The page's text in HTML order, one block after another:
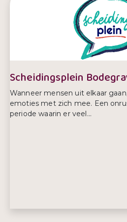
cedi@praktijk-homeopathie.nl
Telefoonnummer:
Scheidingsplein
Wanneer mensen uit elkaar
emoties met zich mee. Een
periode waarin er veel...